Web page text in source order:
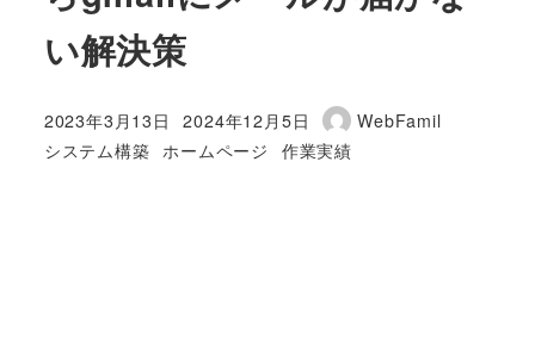
い解決策
投稿日
2023年3月13日
更新日
2024年12月5日
著
者
WebFamil
カテゴリー
システム構築 カテゴリー
ホームページ カテゴリー
作業実績